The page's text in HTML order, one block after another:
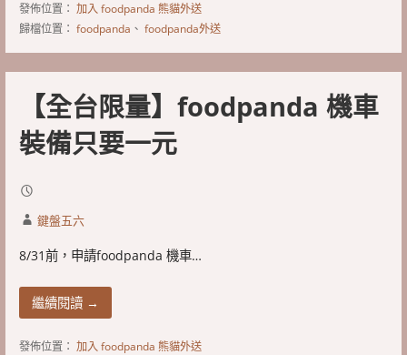
發佈位置： 加入 foodpanda 熊貓外送
歸檔位置： foodpanda 、 foodpanda外送
【全台限量】foodpanda 機車
裝備只要一元
鍵盤五六
8/31前，申請foodpanda 機車…
繼續閱讀 →
發佈位置： 加入 foodpanda 熊貓外送